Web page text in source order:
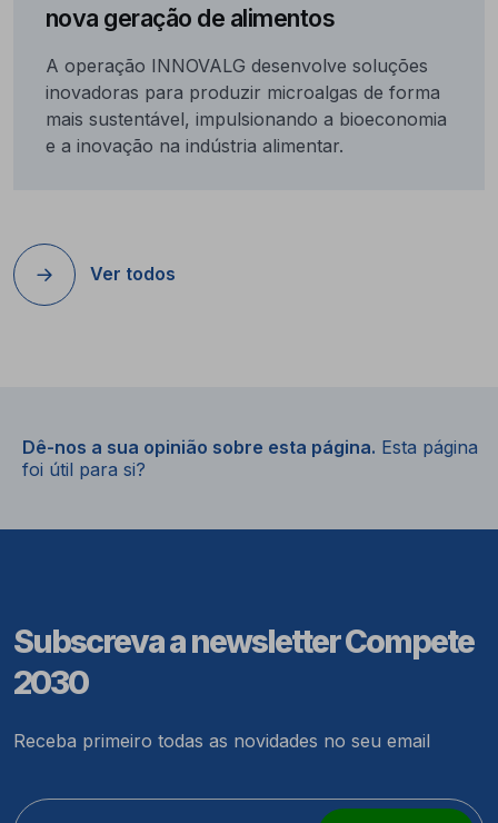
nova geração de alimentos
A operação INNOVALG desenvolve soluções
inovadoras para produzir microalgas de forma
mais sustentável, impulsionando a bioeconomia
e a inovação na indústria alimentar.
Ver todos
Dê-nos a sua opinião sobre esta página. Esta página
foi útil para si?
Subscreva a newsletter Compete
2030
Receba primeiro todas as novidades no seu email